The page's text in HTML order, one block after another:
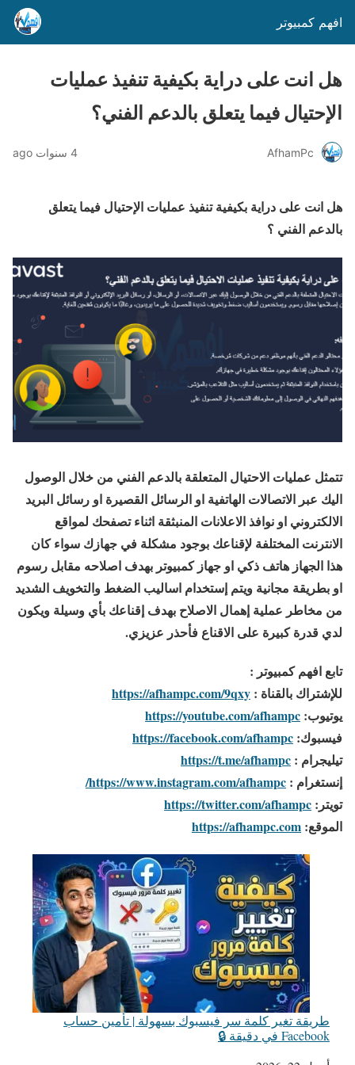
افهم كمبيوتر
هل انت على دراية بكيفية تنفيذ عمليات
الإحتيال فيما يتعلق بالدعم الفني؟
AfhamPc 4 سنوات ago
هل انت على دراية بكيفية تنفيذ عمليات الإحتيال فيما يتعلق
بالدعم الفني ؟
تتمثل عمليات الاحتيال المتعلقة بالدعم الفني من خلال الوصول
اليك عبر الاتصالات الهاتفية او الرسائل القصيرة او رسائل البريد
الالكتروني او نوافذ الاعلانات المنبثقة اثناء تصفحك لمواقع
الانترنت المختلفة لإقناعك بوجود مشكلة في جهازك سواء كان
هذا الجهاز هاتف ذكي او جهاز كمبيوتر بهدف اصلاحه مقابل رسوم
او بطريقة مجانية ويتم إستخدام اساليب الضغط والتخويف الشديد
من مخاطر عملية إهمال الاصلاح بهدف إقناعك بأي وسيلة ويكون
لدي قدرة كبيرة على الاقناع فأحذر عزيزي.
تابع افهم كمبيوتر :
للإشتراك بالقناة : https://afhampc.com/9qxy
يوتيوب: https://youtube.com/afhampc
فيسبوك: https://facebook.com/afhampc
تيليجرام : https://t.me/afhampc
إنستغرام : https://www.instagram.com/afhampc/
تويتر: https://twitter.com/afhampc
الموقع: https://afhampc.com
طريقة تغير كلمة سر فيسبوك بسهولة | تأمين حساب
Facebook في دقيقة 🔒